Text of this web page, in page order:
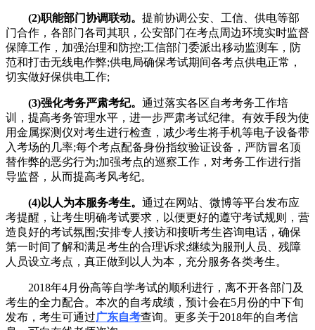
(2)职能部门协调联动。 提前协调公安、工信、供电等部
门合作，各部门各司其职，公安部门在考点周边环境实时监督
保障工作，加强治理和防控;工信部门委派出移动监测车，防
范和打击无线电作弊;供电局确保考试期间各考点供电正常，
切实做好保供电工作;
(3)强化考务严肃考纪。 通过落实各区自考考务工作培
训，提高考务管理水平，进一步严肃考试纪律。有效手段为使
用金属探测仪对考生进行检查，减少考生将手机等电子设备带
入考场的几率;每个考点配备身份指纹验证设备，严防冒名顶
替作弊的恶劣行为;加强考点的巡察工作，对考务工作进行指
导监督，从而提高考风考纪。
(4)以人为本服务考生。 通过在网站、微博等平台发布应
考提醒，让考生明确考试要求，以便更好的遵守考试规则，营
造良好的考试氛围;安排专人接访和接听考生咨询电话，确保
第一时间了解和满足考生的合理诉求;继续为服刑人员、残障
人员设立考点，真正做到以人为本，充分服务各类考生。
2018年4月份高等自学考试的顺利进行，离不开各部门及
考生的全力配合。本次的自考成绩，预计会在5月份的中下旬
发布，考生可通过广东自考查询。更多关于2018年的自考信